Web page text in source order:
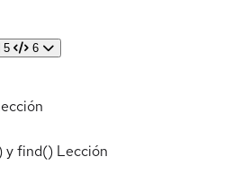
5 6
y find() Lección